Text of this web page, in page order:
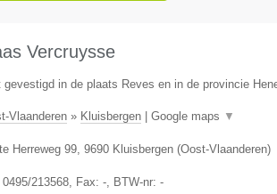
Vercruysse
gevestigd in de plaats Reves en in de provincie
Vlaanderen» Kluisbergen| Google maps ▼
Herreweg 99, 9690 Kluisbergen(Oost-Vlaanderen)
0495/213568, Fax: -, BTW-nr: -